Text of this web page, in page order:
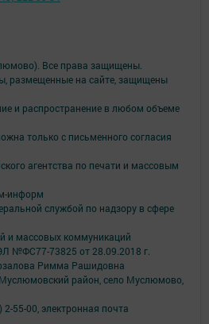
Все права защищены.
размещенные на сайте, защищены
и распространение в любом объеме
только с письменного согласия
агентства по печати и массовым
информ
службой по надзору в сфере
и массовых коммуникаций
№ФС77-73825 от 28.09.2018 г.
Римма Рашидовна
район, село Муслюмово,
55-00, электронная почта